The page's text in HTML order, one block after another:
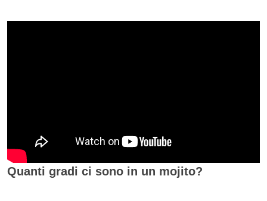
Quanti gradi ci sono in un mojito?